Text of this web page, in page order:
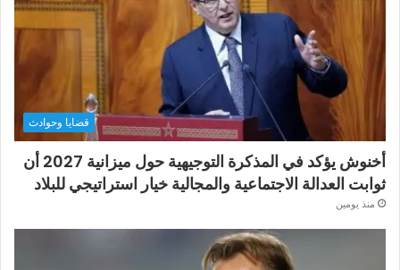
قضايا وحوادث
أخنوش يؤكد في المذكرة التوجيهية حول ميزانية 2027 أن
ثوابت العدالة الاجتماعية والمجالية خيار استراتيجي للبلاد
منذ يومين